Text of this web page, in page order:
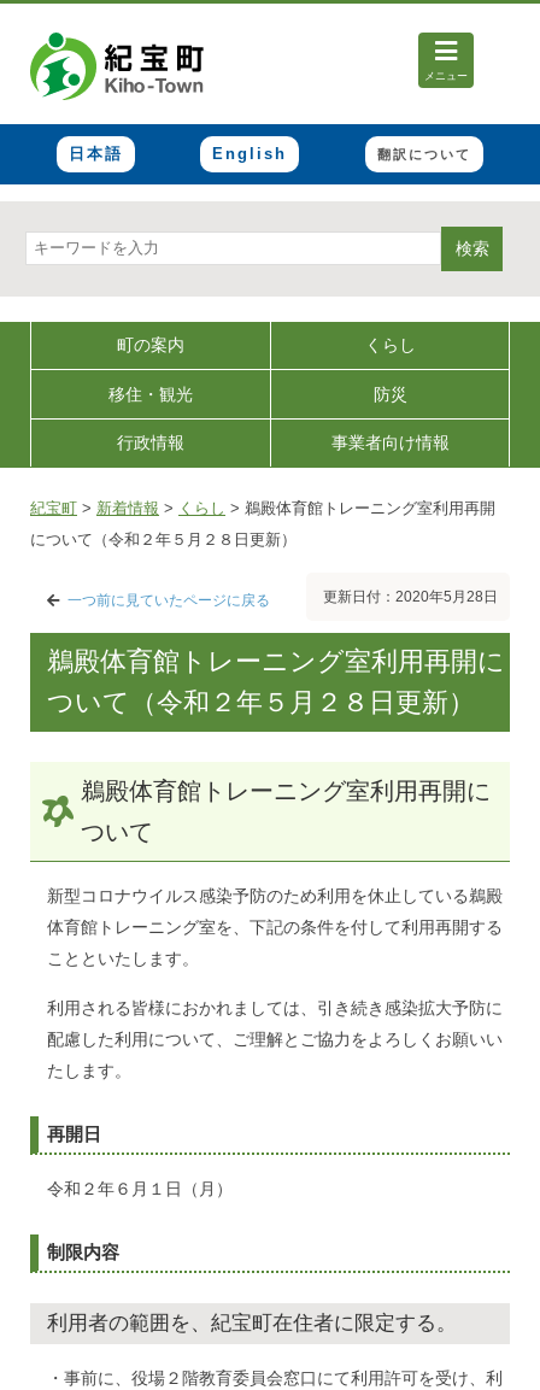
メニュー
日本語 English 翻訳について
検索
町の案内 くらし
移住・観光 防災
行政情報 事業者向け情報
紀宝町 > 新着情報 > くらし > 鵜殿体育館トレーニング室利用再開
について（令和２年５月２８日更新）
一つ前に見ていたページに戻る 更新日付：2020年5月28日
鵜殿体育館トレーニング室利用再開に
ついて（令和２年５月２８日更新）
鵜殿体育館トレーニング室利用再開に
ついて
新型コロナウイルス感染予防のため利用を休止している鵜殿
体育館トレーニング室を、下記の条件を付して利用再開する
ことといたします。
利用される皆様におかれましては、引き続き感染拡大予防に
配慮した利用について、ご理解とご協力をよろしくお願いい
たします。
再開日
令和２年６月１日（月）
制限内容
利用者の範囲を、紀宝町在住者に限定する。
・事前に、役場２階教育委員会窓口にて利用許可を受け、利